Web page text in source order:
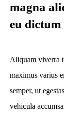
magna
eu dictum
Aliquam viverra
maximus varius
semper, ut
vehicula